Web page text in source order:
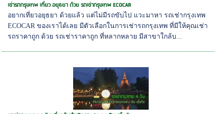
เช่ารถกรุงเทพ เที่ยว อยุธยา ด้วย รถเช่ากรุงเทพ ECOCAR
อยากเที่ยวอยุธยา ด้วยแล้ว แต่ไม่มีรถขับไป แวะมาหา รถเช่ากรุงเทพ
ECOCAR ของเราได้เลย มีตัวเลือกในการเช่ารถกรุงเทพ ที่มีให้คุณเช่า
รถราคาถูก ด้วย รถเช่าราคาถูก ที่หลากหลาย มีสาขาใกล้บ...